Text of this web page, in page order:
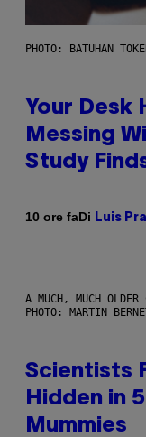
PHOTO: BATUHAN
Your Desk
Messing
Study
10 ore faDi Luis
A MUCH, MUCH
PHOTO: MARTIN
Scientists
Hidden in
Mummies